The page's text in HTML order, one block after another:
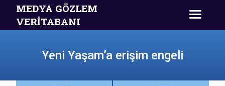
MEDYA GÖZLEM
VERİTABANI
Yeni Yaşam’a erişim engeli